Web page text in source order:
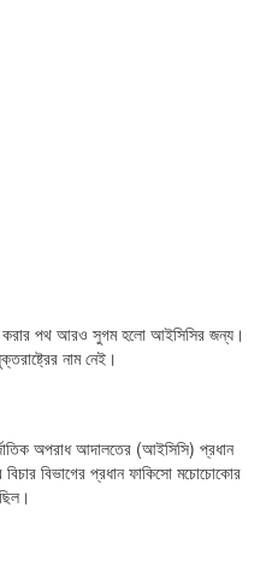
করার পথ আরও সুগম হলো আইসিসির জন্য।
নাম নেই।
অপরাধ আদালতের (আইসিসি) প্রধান
বিভাগের প্রধান ফাকিসো মচোচোকোর